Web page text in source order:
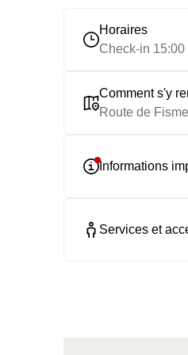
Horaires
Check-in 15:00
Comment s'y
Route de
Informations
Services et